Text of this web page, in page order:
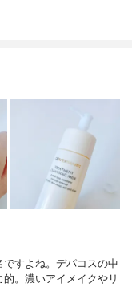
すよね。デパコスの中
。濃いアイメイクやリ